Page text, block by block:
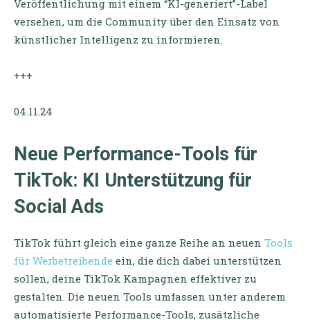
Veröffentlichung mit einem “KI-generiert”-Label
versehen, um die Community über den Einsatz von
künstlicher Intelligenz zu informieren.
+++
04.11.24
Neue Performance-Tools für
TikTok: KI Unterstützung für
Social Ads
TikTok führt gleich eine ganze Reihe an neuen Tools
für Werbetreibende ein, die dich dabei unterstützen
sollen, deine TikTok Kampagnen effektiver zu
gestalten. Die neuen Tools umfassen unter anderem
automatisierte Performance-Tools, zusätzliche